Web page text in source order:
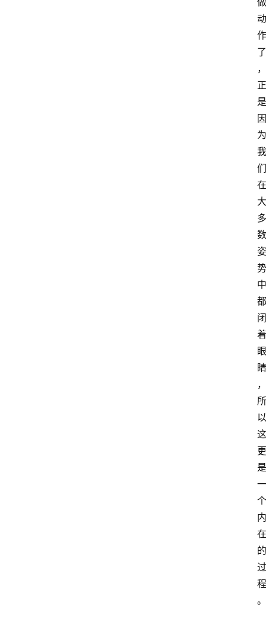
动
作
了
，
正
是
因
为
我
们
在
大
多
数
姿
势
中
都
闭
着
眼
睛
，
所
以
这
更
是
一
个
内
在
的
过
程
。